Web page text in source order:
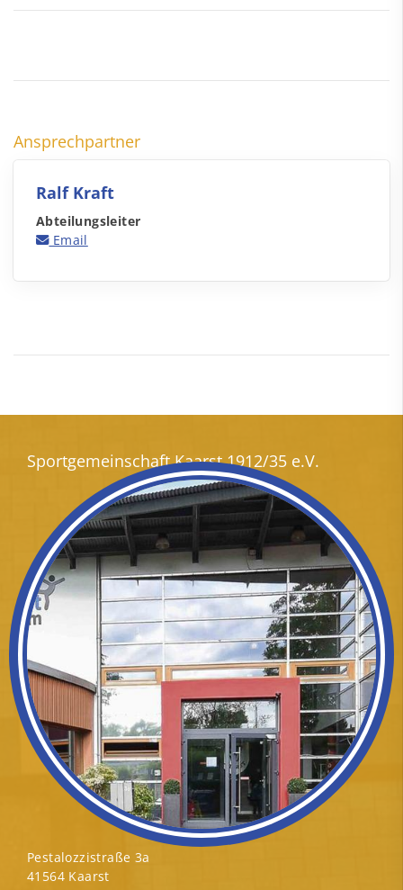
Ansprechpartner
Ralf Kraft
Abteilungsleiter
Email
Sportgemeinschaft Kaarst 1912/35 e.V.
Pestalozzistraße 3a
41564 Kaarst